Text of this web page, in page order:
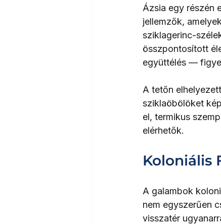
Ázsia egy részén
jellemzők,
sziklagerinc-
összpontosított
együttélés —
A tetőn
sziklaöbölöket
el, termikus
elérhetők.
Koloniális
A galambok
nem egyszerűen
visszatér